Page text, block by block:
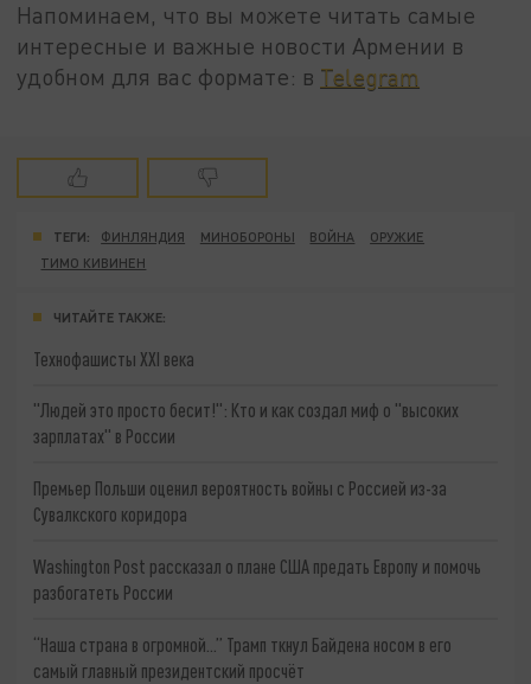
Напоминаем, что вы можете читать самые
интересные и важные новости Армении в
удобном для вас формате: в Telegram
ТЕГИ: ФИНЛЯНДИЯ МИНОБОРОНЫ ВОЙНА
ОРУЖИЕ
ТИМО КИВИНЕН
ЧИТАЙТЕ ТАКЖЕ:
Технофашисты XXI века
"Людей это просто бесит!": Кто и как создал миф о "высоких
зарплатах" в России
Премьер Польши оценил вероятность войны с Россией из-за
Сувалкского коридора
Washington Post рассказал о плане США предать Европу и помочь
разбогатеть России
“Наша страна в огромной...” Трамп ткнул Байдена носом в его
самый главный президентский просчёт